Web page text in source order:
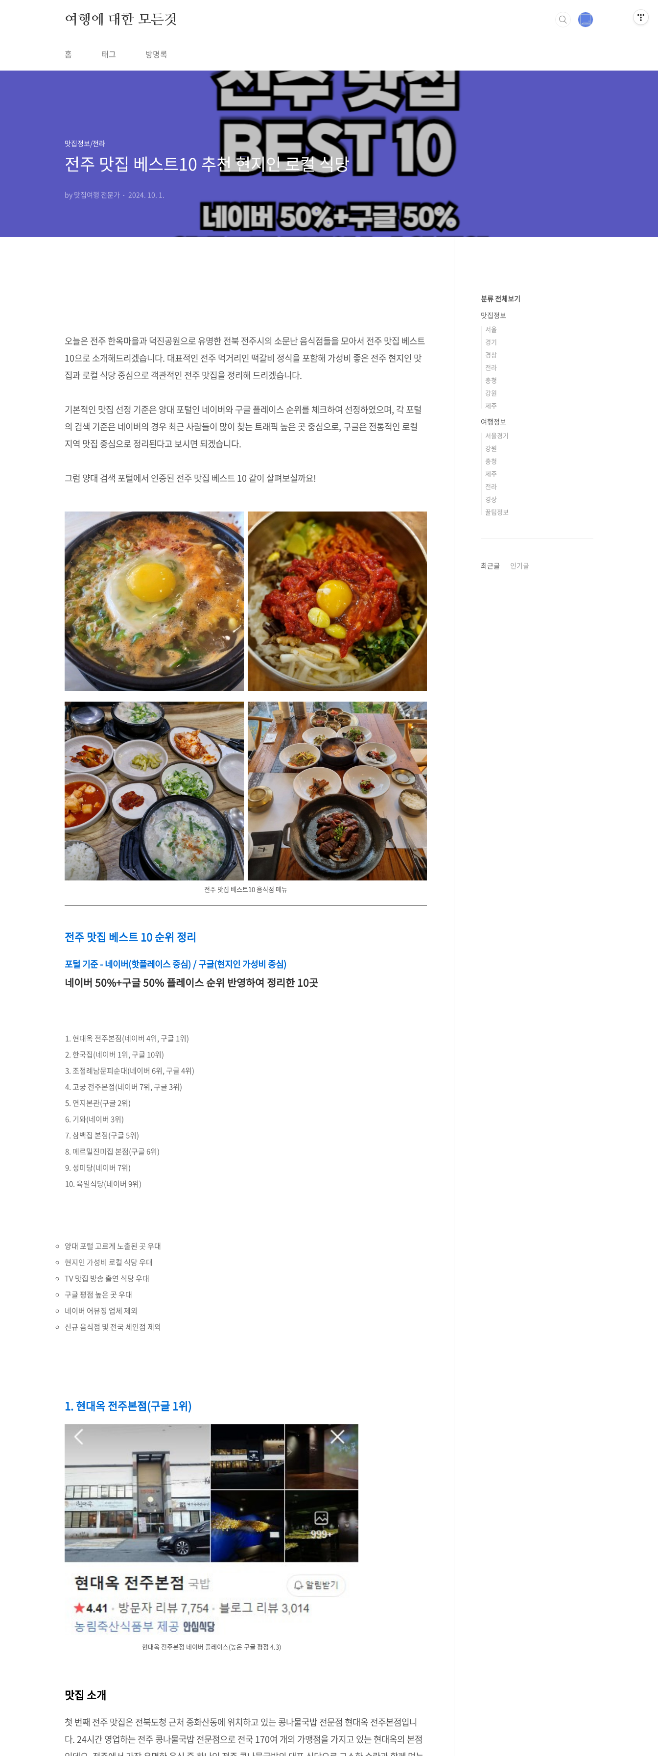
여행에 대한 모든것
홈 태그 방명록
맛집정보/전라
전주 맛집 베스트10 추천 현지인 로컬 식당
by 맛집여행 전문가 2024. 10. 1.
오늘은 전주 한옥마을과 덕진공원으로 유명한 전북 전주시의 소문난 음식점들을 모아서 전주 맛집 베스트
10으로 소개해드리겠습니다. 대표적인 전주 먹거리인 떡갈비 정식을 포함해 가성비 좋은 전주 현지인 맛
집과 로컬 식당 중심으로 객관적인 전주 맛집을 정리해 드리겠습니다.
기본적인 맛집 선정 기준은 양대 포털인 네이버와 구글 플레이스 순위를 체크하여 선정하였으며, 각 포털
의 검색 기준은 네이버의 경우 최근 사람들이 많이 찾는 트래픽 높은 곳 중심으로, 구글은 전통적인 로컬
지역 맛집 중심으로 정리된다고 보시면 되겠습니다.
그럼 양대 검색 포털에서 인증된 전주 맛집 베스트 10 같이 살펴보실까요!
전주 맛집 베스트10 음식점 메뉴
전주 맛집 베스트 10 순위 정리
포털 기준 - 네이버(핫플레이스 중심) / 구글(현지인 가성비 중심)
네이버 50%+구글 50% 플레이스 순위 반영하여 정리한 10곳
현대옥 전주본점(네이버 4위, 구글 1위)
한국집(네이버 1위, 구글 10위)
조점례남문피순대(네이버 6위, 구글 4위)
고궁 전주본점(네이버 7위, 구글 3위)
연지본관(구글 2위)
기와(네이버 3위)
삼백집 본점(구글 5위)
메르밀진미집 본점(구글 6위)
성미당(네이버 7위)
육일식당(네이버 9위)
양대 포털 고르게 노출된 곳 우대
현지인 가성비 로컬 식당 우대
TV 맛집 방송 출연 식당 우대
구글 평점 높은 곳 우대
네이버 어뷰징 업체 제외
신규 음식점 및 전국 체인점 제외
1. 현대옥 전주본점(구글 1위)
현대옥 전주본점 네이버 플레이스(높은 구글 평점 4.3)
맛집 소개
첫 번째 전주 맛집은 전북도청 근처 중화산동에 위치하고 있는 콩나물국밥 전문점 현대옥 전주본점입니
다. 24시간 영업하는 전주 콩나물국밥 전문점으로 전국 170여 개의 가맹점을 가지고 있는 현대옥의 본점
분류 전체보기
맛집정보
서울
경기
경상
전라
충청
강원
제주
여행정보
서울경기
강원
충청
제주
전라
경상
꿀팁정보
최근글 인기글